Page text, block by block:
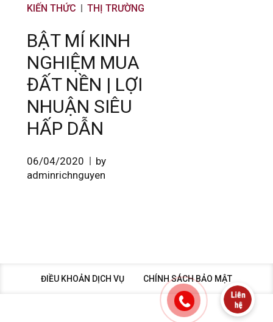
KIẾN THỨC THỊ TRƯỜNG
BẬT MÍ KINH
NGHIỆM MUA
ĐẤT NỀN | LỢI
NHUẬN SIÊU
HẤP DẪN
06/04/2020
by
adminrichnguyen
ĐIỀU KHOẢN DỊCH VỤ CHÍNH SÁCH BẢO MẬT